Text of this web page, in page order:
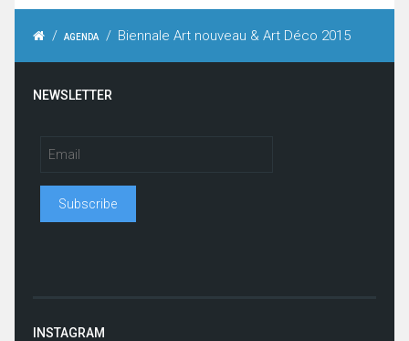
/ AGENDA / Biennale Art nouveau & Art Déco 2015
NEWSLETTER
INSTAGRAM